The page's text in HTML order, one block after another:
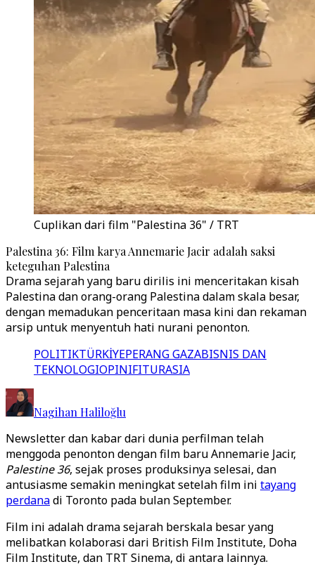
Cuplikan dari film "Palestina 36" / TRT
Palestina 36: Film karya Annemarie Jacir adalah saksi
keteguhan Palestina
Drama sejarah yang baru dirilis ini menceritakan kisah
Palestina dan orang-orang Palestina dalam skala besar,
dengan memadukan penceritaan masa kini dan rekaman
arsip untuk menyentuh hati nurani penonton.
POLITIKTÜRKİYEPERANG GAZABISNIS DAN
TEKNOLOGIOPINIFITURASIA
Nagihan Haliloğlu
Newsletter dan kabar dari dunia perfilman telah
menggoda penonton dengan film baru Annemarie Jacir,
Palestine 36, sejak proses produksinya selesai, dan
antusiasme semakin meningkat setelah film ini tayang
perdanadi Toronto pada bulan September.
Film ini adalah drama sejarah berskala besar yang
melibatkan kolaborasi dari British Film Institute, Doha
Film Institute, dan TRT Sinema, di antara lainnya.